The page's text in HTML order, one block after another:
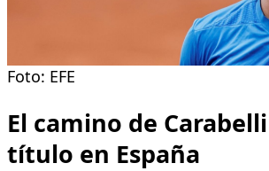
Foto: EFE
El camino de
título en España